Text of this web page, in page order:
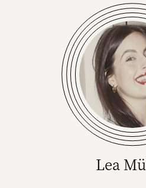
Youth hilft er mit einem
Creatives und Senior-
dabei, zu den First
Studio Lead baut er
ersten Virtual
auf.
(Foto: Garden
Lea